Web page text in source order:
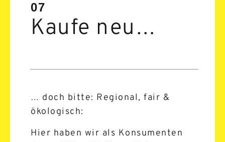
07
Kaufe neu…
… doch bitte: Regional, fair &
ökologisch:
Hier haben wir als Konsumenten